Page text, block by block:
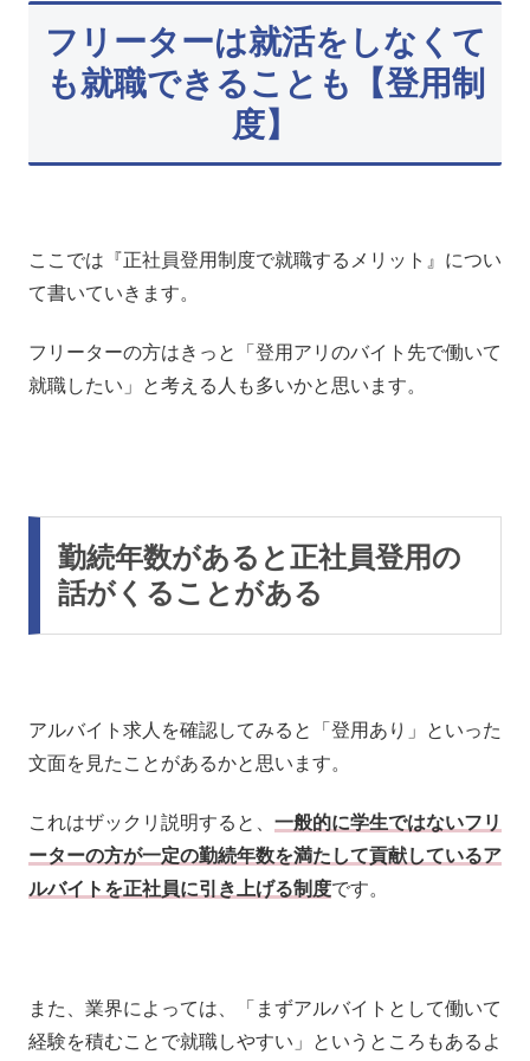
フリーターは就活をしなくて
も就職できることも【登用制
度】
ここでは『正社員登用制度で就職するメリット』につい
て書いていきます。
フリーターの方はきっと「登用アリのバイト先で働いて
就職したい」と考える人も多いかと思います。
勤続年数があると正社員登用の
話がくることがある
アルバイト求人を確認してみると「登用あり」といった
文面を見たことがあるかと思います。
これはザックリ説明すると、 一般的に学生ではないフリ
ーターの方が一定の勤続年数を満たして貢献しているア
ルバイトを正社員に引き上げる制度です。
また、業界によっては、「まずアルバイトとして働いて
経験を積むことで就職しやすい」というところもあるよ